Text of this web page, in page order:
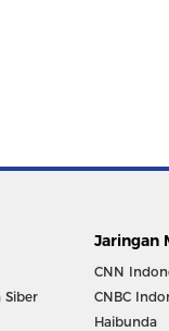
Siber
Jaringan
CNN
CNBC
Haibunda